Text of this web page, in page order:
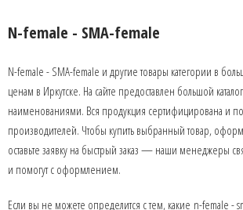
N-female - SMA-female
N-female - SMA-female и другие товары категории в
ценам в Иркутске. На сайте предоставлен большой
наименованиями. Вся продукция сертифицирована и
производителей. Чтобы купить выбранный товар,
оставьте заявку на быстрый заказ — наши менеджеры
и помогут с оформлением.
Если вы не можете определится с тем, какие n-female -